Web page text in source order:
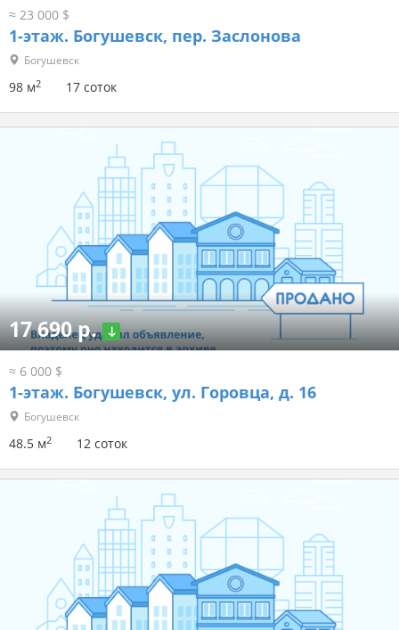
≈ 23 000 $
1-этаж. Богушевск, пер. Заслонова
Богушевск
98 м2 17 соток
17 690 р.
≈ 6 000 $
1-этаж. Богушевск, ул. Горовца, д. 16
Богушевск
48.5 м2 12 соток